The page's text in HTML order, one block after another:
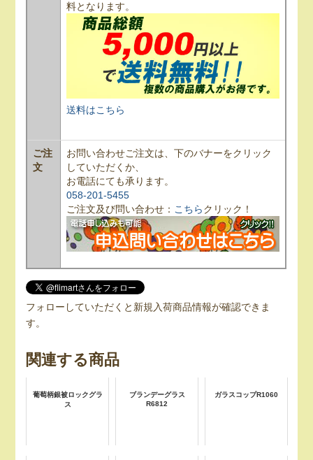
料となります。
送料はこちら
ご注
文
お問い合わせご注文は、下のバナーをクリック
していただくか、
お電話にても承ります。
058-201-5455
ご注文及び問い合わせ： こちらクリック！
フォローしていただくと新規入荷商品情報が確認できま
す。
関連する商品
葡萄柄銀被ロックグラ
ス
ブランデーグラス
R6812
ガラスコップR1060